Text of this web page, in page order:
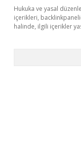
Hukuka ve yasal
içerikleri,
halinde, ilgili içerikler